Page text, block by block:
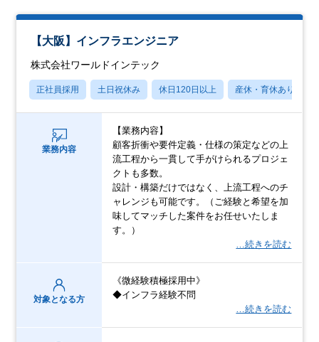
【大阪】インフラエンジニア
株式会社ワールドインテック
正社員採用 土日祝休み 休日120日以上 産休・育休あり
業務内容
【業務内容】
顧客折衝や要件定義・仕様の策定などの上
流工程から一貫して手がけられるプロジェ
クトも多数。
設計・構築だけではなく、上流工程へのチ
ャレンジも可能です。（ご経験と希望を加
味してマッチした案件をお任せいたしま
す。）
…続きを読む
対象となる方
《微経験積極採用中》
◆インフラ経験不問
…続きを読む